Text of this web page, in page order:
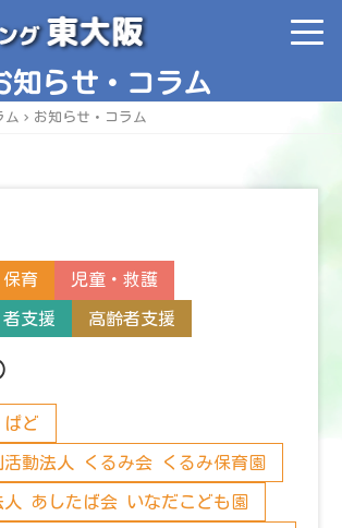
知らせ・コラム
ム お知らせ・コラム
保育 児童・救護
支援 高齢者支援
ぱど
活動法人 くるみ会 くるみ保育園
人 あしたば会 いなだこども園